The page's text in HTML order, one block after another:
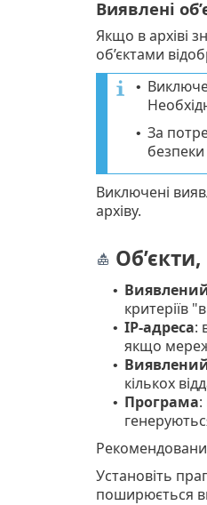
Виявлені
Якщо в архіві
об’єктами
•
• За
безпеки
Виключені
архіву.
• Виявлений
критеріїв
• IP-адреса:
якщо
• Виявлений
кількох
• Програма
Установіть
поширюється